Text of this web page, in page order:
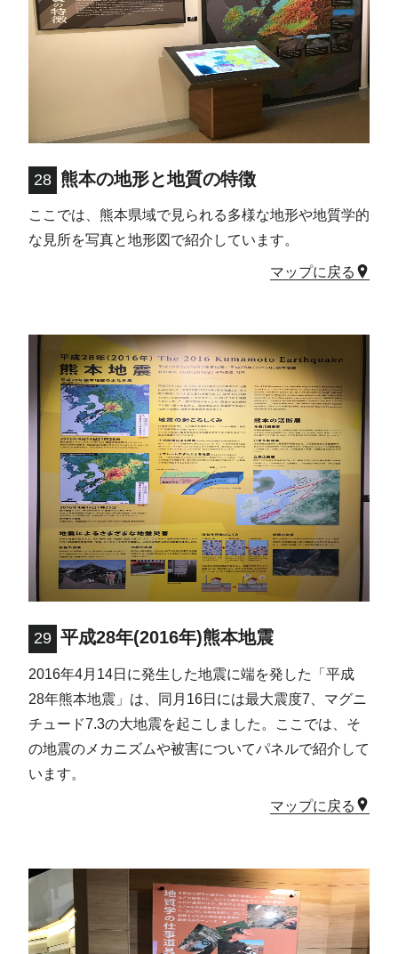
28 熊本の地形と地質の特徴
ここでは、熊本県域で見られる多様な地形や地質学的
な見所を写真と地形図で紹介しています。
マップに戻る
29 平成28年(2016年)熊本地震
2016年4月14日に発生した地震に端を発した「平成
28年熊本地震」は、同月16日には最大震度7、マグニ
チュード7.3の大地震を起こしました。ここでは、そ
の地震のメカニズムや被害についてパネルで紹介して
います。
マップに戻る